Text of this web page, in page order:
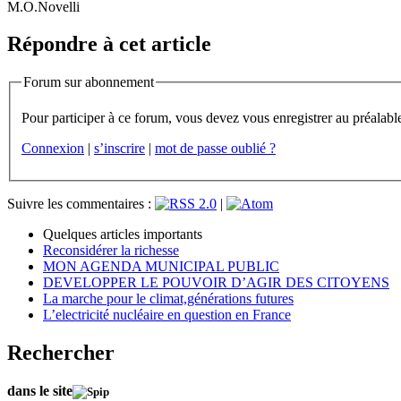
M.O.Novelli
Répondre à cet article
Forum sur abonnement
Connexion | s’inscrire | mot de passe oublié ?
Suivre les commentaires :
|
Quelques articles importants
Reconsidérer la richesse
MON AGENDA MUNICIPAL PUBLIC
DEVELOPPER LE POUVOIR D’AGIR DES CITOYENS
La marche pour le climat,générations futures
L’electricité nucléaire en question en France
Rechercher
dans le site